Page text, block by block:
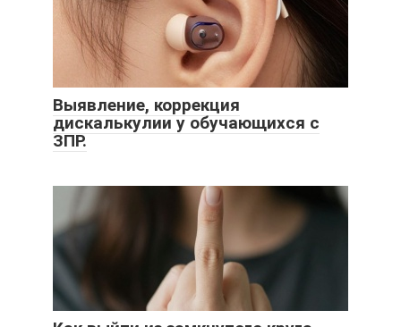
Выявление, коррекция
дискалькулии у обучающихся с
ЗПР.